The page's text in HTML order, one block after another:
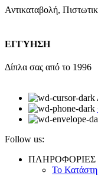
Αντικαταβολή,
ΕΓΓΥΗΣΗ
Δίπλα σας από το 1996
Follow us:
ΠΛΗΡΟΦΟΡΙΕΣ
Το